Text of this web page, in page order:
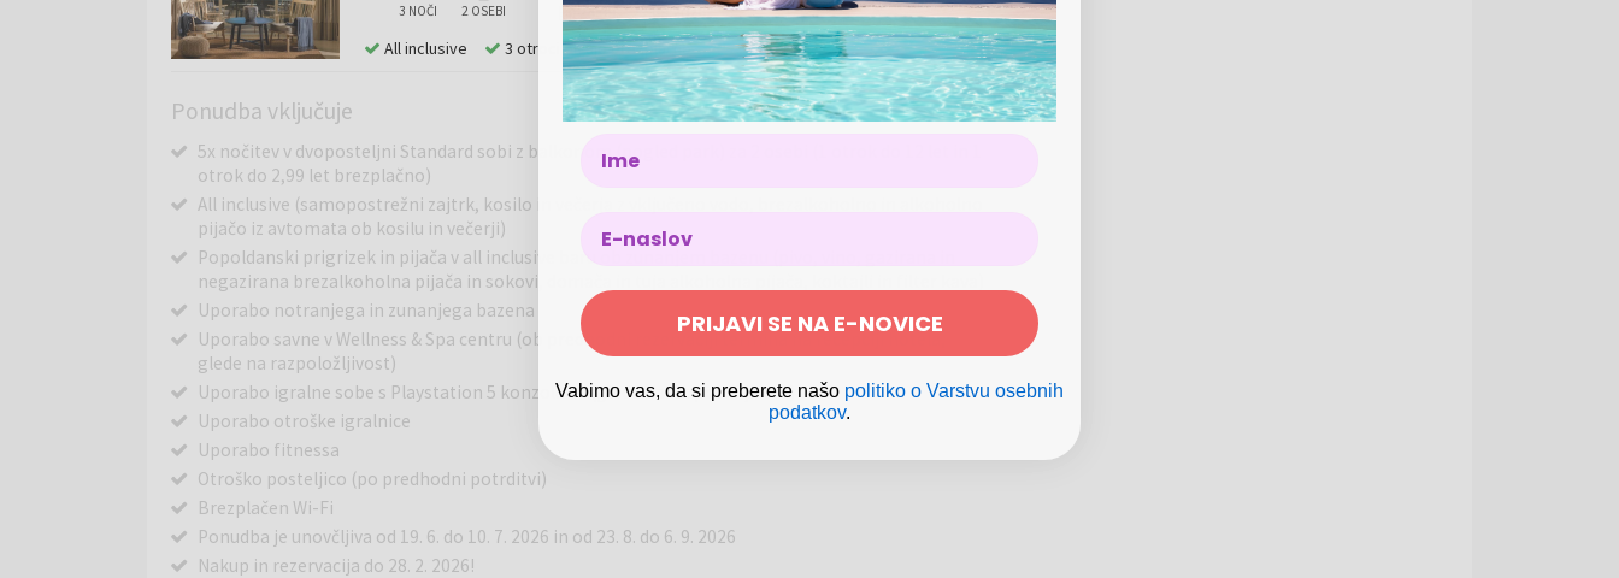
3 NOČI 2 OSEBI
24.09.-27.09.2026
All inclusive 3 otroci bivajo brezplačno
Ponudba vključuje
5x nočitev v dvoposteljni Standard sobi z balkonom (pogled park) za 2 osebi (1 otrok do 12 let in 1
otrok do 2,99 let brezplačno)
All inclusive (samopostrežni zajtrk, kosilo in večerja z vključeno vodo, brezalkoholno in alkoholno
pijačo iz avtomata ob kosilu in večerji)
Popoldanski prigrizek in pijača v all inclusive baru ob zunanjem bazenu (pivo, vino, gazirana in
negazirana brezalkoholna pijača in sokovi, domača in tuja alkoholna pijača, koktajli in filter kava)
Uporabo notranjega in zunanjega bazena
Uporabo savne v Wellness & Spa centru (ob predhodni rezervaciji termina na recepciji hotela,
glede na razpoložljivost)
Uporabo igralne sobe s Playstation 5 konzolami (glede na razpoložljivost)
Uporabo otroške igralnice
Uporabo fitnessa
Otroško posteljico (po predhodni potrditvi)
Brezplačen Wi-Fi
Ponudba je unovčljiva od 19. 6. do 10. 7. 2026 in od 23. 8. do 6. 9. 2026
Nakup in rezervacija do 28. 2. 2026!
Name
PRIJAVI SE NA E-NOVICE
Vabimo vas, da si preberete našo politiko o Varstvu osebnih
podatkov.